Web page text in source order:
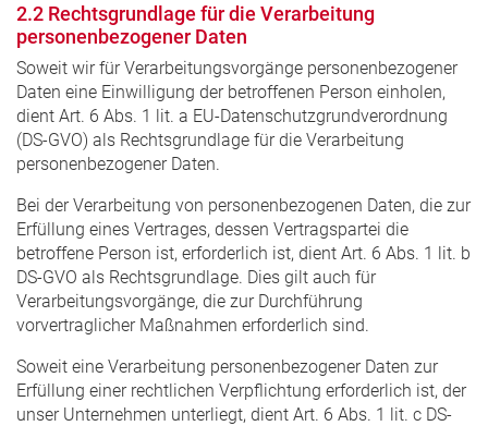
2.2 Rechtsgrundlage für die Verarbeitung
personenbezogener Daten
Soweit wir für Verarbeitungsvorgänge personenbezogener
Daten eine Einwilligung der betroffenen Person einholen,
dient Art. 6 Abs. 1 lit. a EU-Datenschutzgrundverordnung
(DS-GVO) als Rechtsgrundlage für die Verarbeitung
personenbezogener Daten.
Bei der Verarbeitung von personenbezogenen Daten, die zur
Erfüllung eines Vertrages, dessen Vertragspartei die
betroffene Person ist, erforderlich ist, dient Art. 6 Abs. 1 lit. b
DS-GVO als Rechtsgrundlage. Dies gilt auch für
Verarbeitungsvorgänge, die zur Durchführung
vorvertraglicher Maßnahmen erforderlich sind.
Soweit eine Verarbeitung personenbezogener Daten zur
Erfüllung einer rechtlichen Verpflichtung erforderlich ist, der
unser Unternehmen unterliegt, dient Art. 6 Abs. 1 lit. c DS-